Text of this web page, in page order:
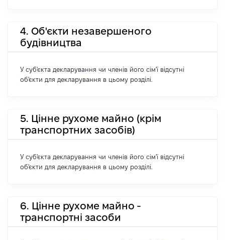
4. Об'єкти незавершеного
будівництва
У суб'єкта декларування чи членів його сім'ї відсутні
об'єкти для декларування в цьому розділі.
5. Цінне рухоме майно (крім
транспортних засобів)
У суб'єкта декларування чи членів його сім'ї відсутні
об'єкти для декларування в цьому розділі.
6. Цінне рухоме майно -
транспортні засоби